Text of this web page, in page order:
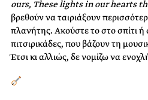
ours, These lights in our hearts
βρεθούν να ταιριάξουν
πλανήτης. Ακούστε το στο σπίτι
πιτσιρικάδες, που βάζουν τη
Έτσι κι αλλιώς, δε νομίζω να